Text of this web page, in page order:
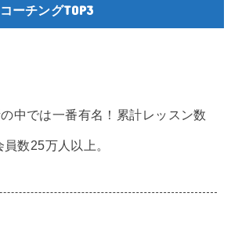
ーチングTOP3
中では一番有名！累計レッスン数
数25万人以上。